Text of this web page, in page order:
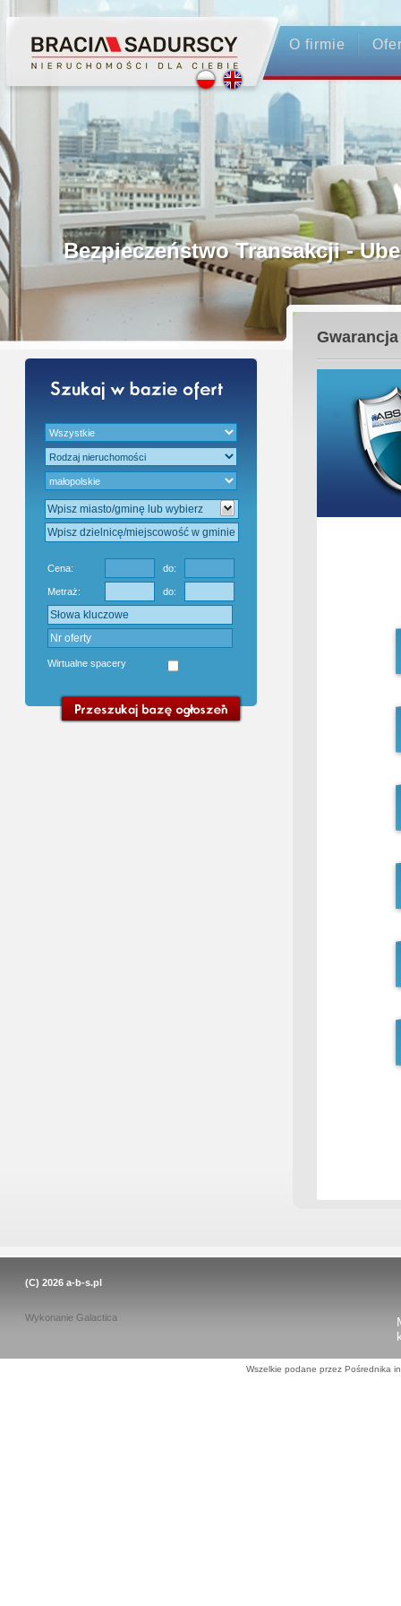
O firmie
Profesjonalne Pośrednictwo
Bezpieczeństwo Transakcji -
Licencjonowani Pośrednicy
Gwarancja Zwrotu Zadatku
Gratis - Przedwstępna Umowa
Cena: do:
Metraż: do:
Wirtualne spacery
(C) 2026 a-b-s.pl
Wykonanie Galactica
Wszelkie podane przez Pośrednika